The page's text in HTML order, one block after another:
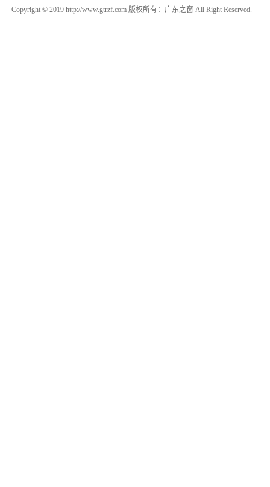
Copyright © 2019 http://www.gtrzf.com 版权所有：广东之窗 All Right Reserved.